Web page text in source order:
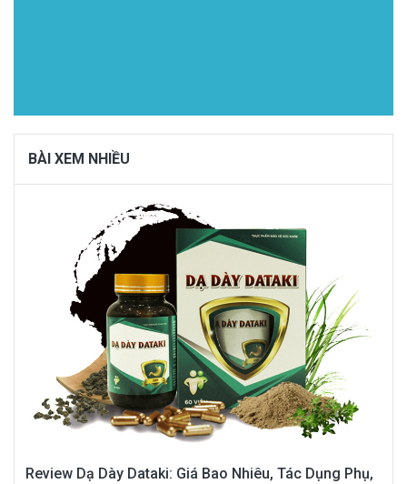
BÀI XEM NHIỀU
Review Dạ Dày Dataki: Giá Bao Nhiêu, Tác Dụng Phụ,